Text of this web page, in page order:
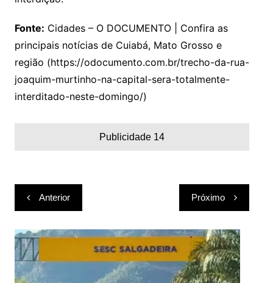
Fonte: Cidades – O DOCUMENTO | Confira as
principais notícias de Cuiabá, Mato Grosso e
região (https://odocumento.com.br/trecho-da-rua-
joaquim-murtinho-na-capital-sera-totalmente-
interditado-neste-domingo/)
Publicidade 14
Navegação
de
Post
Anterior Próximo